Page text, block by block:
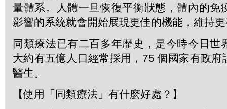
量體系。人體一旦恢復平衡狀態，體內的免
影響的系統就會開始展現更佳的機能，維持
同類療法已有二百多年歴史，是今時今日世
大約有五億人口經常採用，75 個國家有政府
醫生。
【使用「同類療法」有什麽好處？】